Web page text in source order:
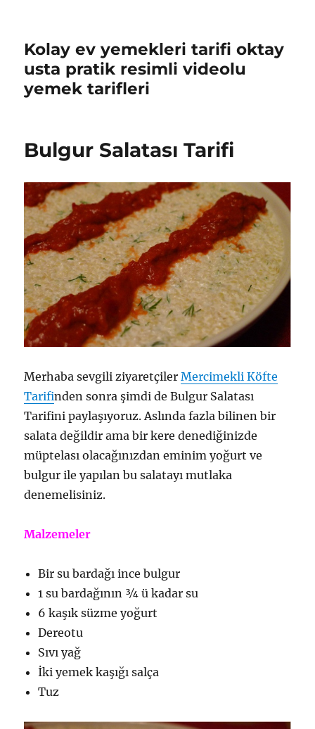
Kolay ev yemekleri tarifi oktay
usta pratik resimli videolu
yemek tarifleri
Bulgur Salatası Tarifi
Merhaba sevgili ziyaretçilerMercimekli Köfte
Tarifinden sonra şimdi de Bulgur Salatası
Tarifini paylaşıyoruz. Aslında fazla bilinen bir
salata değildir ama bir kere denediğinizde
müptelası olacağınızdan eminim yoğurt ve
bulgur ile yapılan bu salatayı mutlaka
denemelisiniz.
Malzemeler
Bir su bardağı ince bulgur
1 su bardağının ¾ ü kadar su
6 kaşık süzme yoğurt
Dereotu
Sıvı yağ
İki yemek kaşığı salça
Tuz